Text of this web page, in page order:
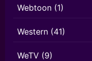
Webtoon (1)
Western (41)
WeTV (9)